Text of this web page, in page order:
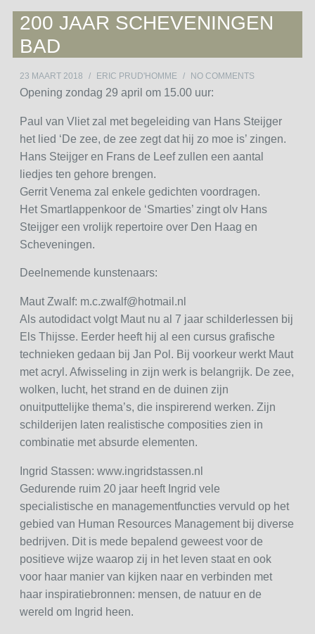
200 JAAR SCHEVENINGEN
BAD
23 MAART 2018 / ERIC PRUD'HOMME / NO COMMENTS
Opening zondag 29 april om 15.00 uur:
Paul van Vliet zal met begeleiding van Hans Steijger
het lied ‘De zee, de zee zegt dat hij zo moe is’ zingen.
Hans Steijger en Frans de Leef zullen een aantal
liedjes ten gehore brengen.
Gerrit Venema zal enkele gedichten voordragen.
Het Smartlappenkoor de ‘Smarties’ zingt olv Hans
Steijger een vrolijk repertoire over Den Haag en
Scheveningen.
Deelnemende kunstenaars:
Maut Zwalf: m.c.zwalf@hotmail.nl
Als autodidact volgt Maut nu al 7 jaar schilderlessen bij
Els Thijsse. Eerder heeft hij al een cursus grafische
technieken gedaan bij Jan Pol. Bij voorkeur werkt Maut
met acryl. Afwisseling in zijn werk is belangrijk. De zee,
wolken, lucht, het strand en de duinen zijn
onuitputtelijke thema’s, die inspirerend werken. Zijn
schilderijen laten realistische composities zien in
combinatie met absurde elementen.
Ingrid Stassen: www.ingridstassen.nl
Gedurende ruim 20 jaar heeft Ingrid vele
specialistische en managementfuncties vervuld op het
gebied van Human Resources Management bij diverse
bedrijven. Dit is mede bepalend geweest voor de
positieve wijze waarop zij in het leven staat en ook
voor haar manier van kijken naar en verbinden met
haar inspiratiebronnen: mensen, de natuur en de
wereld om Ingrid heen.